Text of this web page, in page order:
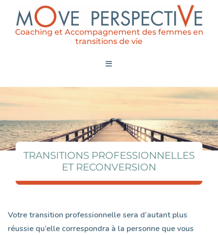
Coaching et Accompagnement des femmes en
transitions de vie
TRANSITIONS PROFESSIONNELLES
ET RECONVERSION
Votre transition professionnelle sera d’autant plus
réussie qu’elle correspondra à la personne que vous